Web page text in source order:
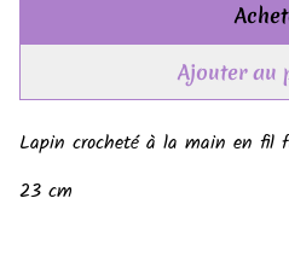
Ajouter au
Lapin crocheté à la main en fil
23 cm